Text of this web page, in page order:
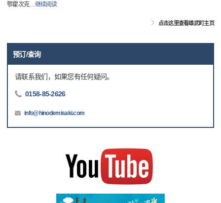
鄂霍次克… 继续阅读
点击这里查看雄武町主页
预订/查询
请联系我们，如果您有任何疑问。
0158-85-2626
info@hinodemisaki.com